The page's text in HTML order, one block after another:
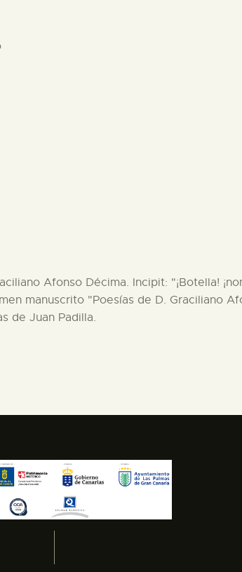
Afonso Décima. Incipit: "¡Botella!
manuscrito "Poesías de D. Graciliano
de Juan Padilla.